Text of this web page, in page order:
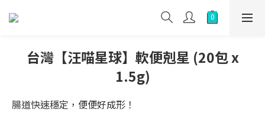
台灣【汪喵星球】軟便剋星 (20包 x
1.5g)
腸道快速穩定，便便好成形！